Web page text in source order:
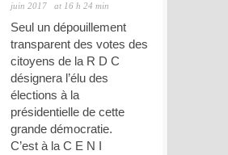
juin 2017
at 16 h 24 min
Seul un dépouillement
transparent des votes des
citoyens de la R D C
désignera l’élu des
élections à la
présidentielle de cette
grande démocratie.
C’est à la C E N I